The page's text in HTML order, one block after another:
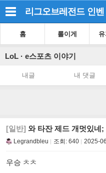
리그오브레전드 인벤
홈 롤이게
LoL · e스포츠 이야기
내글 내 댓글
[일반] 와 타잔 제드 개멋있네;
Legrandbleu 조회: 640 2025-
우승 ㅊㅊ